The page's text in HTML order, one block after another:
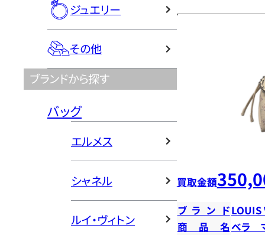
ジュエリー
その他
ブランドから探す
バッグ
エルメス
シャネル
ルイ・ヴィトン
買取金額
ブランドLOUIS
商品名ベラ